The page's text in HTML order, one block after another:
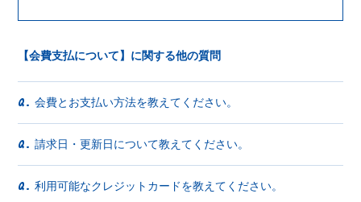
【会費支払について】に関する他の質問
Q. 会費とお支払い方法を教えてください。
Q. 請求日・更新日について教えてください。
Q. 利用可能なクレジットカードを教えてください。